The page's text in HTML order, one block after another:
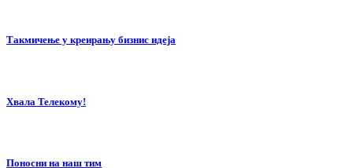
Такмичење у креирању бизнис идеја
Хвала Телекому!
Поносни на наш тим